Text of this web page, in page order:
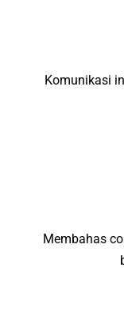
Komunikasi
Membahas